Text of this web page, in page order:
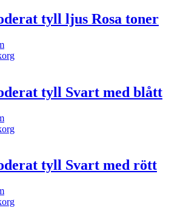
tyll ljus Rosa toner
tyll Svart med blått
tyll Svart med rött